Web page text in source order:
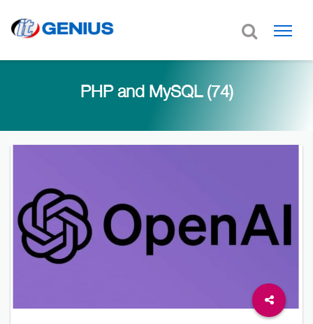
PHP and MySQL (74)